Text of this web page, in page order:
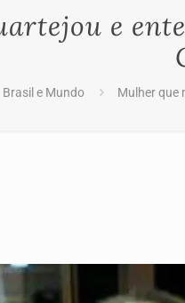
e
Brasil e Mundo Mulher que